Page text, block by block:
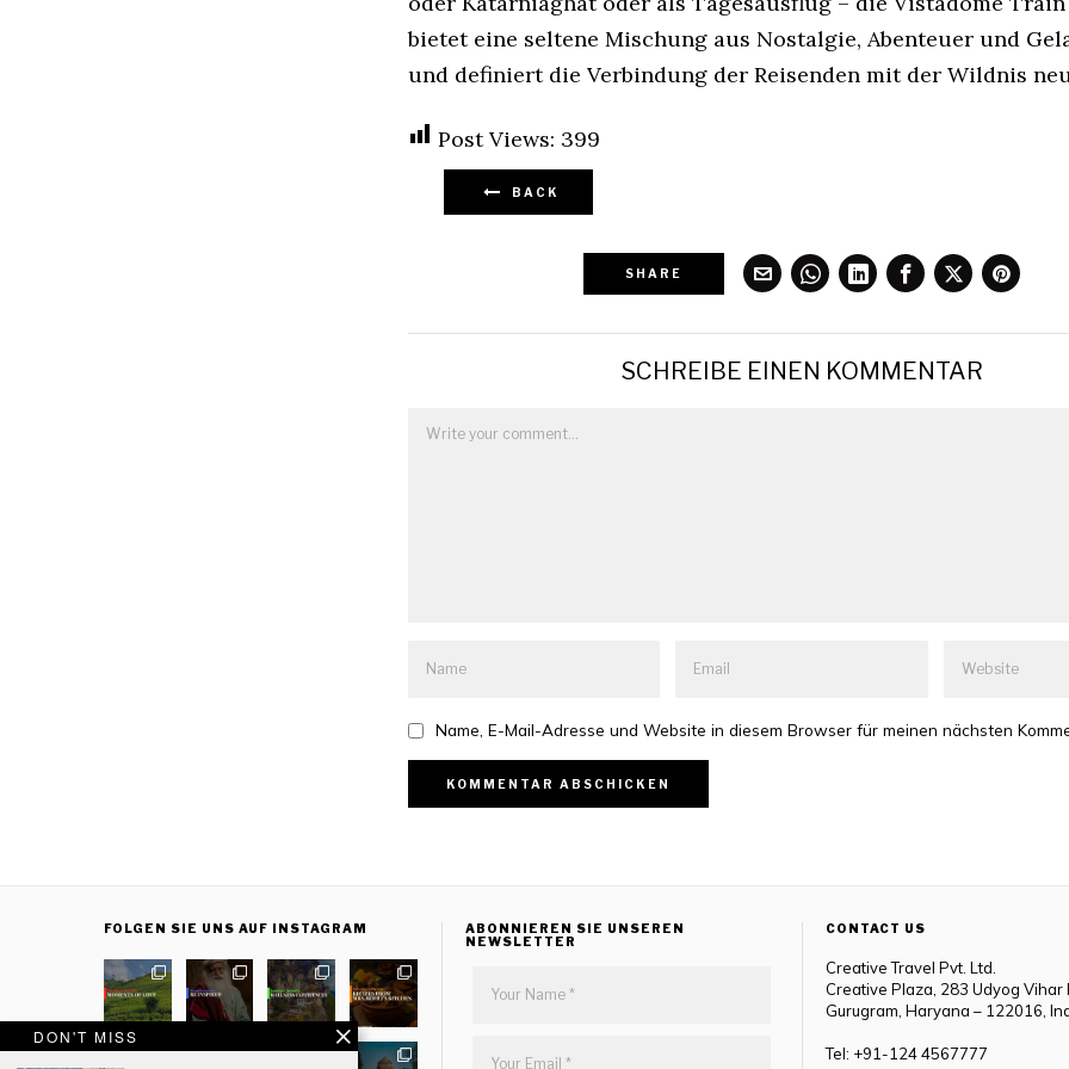
bietet eine seltene Mischung aus Nostalgie, Abenteuer und
und definiert die Verbindung der Reisenden mit der Wildnis
Post Views: 399
BACK
SHARE
SCHREIBE EINEN KOMMENTAR
Name, E-Mail-Adresse und Website in diesem Browser für meinen nächsten
FOLGEN SIE UNS AUF INSTAGRAM
ABONNIEREN SIE UNSEREN
NEWSLETTER
CONTACT US
Creative Travel Pvt. Ltd.
Creative Plaza, 283 Udyog
Gurugram, Haryana – 122016,
Tel: +91-124 4567777
DON'T MISS